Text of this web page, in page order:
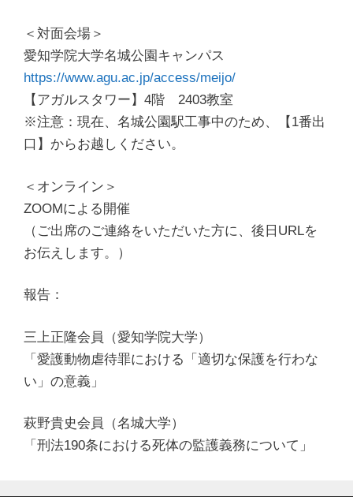
＜対面会場＞
愛知学院大学名城公園キャンパス
https://www.agu.ac.jp/access/meijo/
【アガルスタワー】4階 2403教室
※注意：現在、名城公園駅工事中のため、【1番出
口】からお越し ください。
＜オンライン＞
ZOOMによる開催
（ご出席のご連絡をいただいた方に、後日URLを
お伝えします。
）
報告：
三上正隆会員（愛知学院大学）
「愛護動物虐待罪における「適切な保護を行わな
い」の意義」
萩野貴史会員（名城大学）
「刑法190条における死体の監護義務について」